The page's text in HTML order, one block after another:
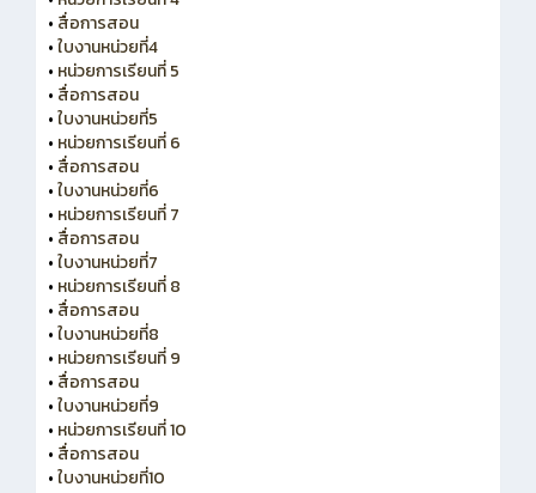
• สื่อการสอน
•ใบงานหน่วยที่4
• หน่วยการเรียนที่ 5
• สื่อการสอน
•ใบงานหน่วยที่5
• หน่วยการเรียนที่ 6
• สื่อการสอน
•ใบงานหน่วยที่6
• หน่วยการเรียนที่ 7
• สื่อการสอน
•ใบงานหน่วยที่7
• หน่วยการเรียนที่ 8
• สื่อการสอน
•ใบงานหน่วยที่8
• หน่วยการเรียนที่ 9
• สื่อการสอน
•ใบงานหน่วยที่9
• หน่วยการเรียนที่ 10
• สื่อการสอน
•ใบงานหน่วยที่10